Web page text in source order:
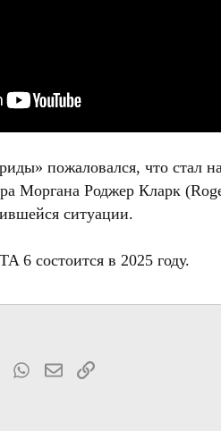
пожаловался, что стал
Моргана Роджер Кларк
ситуации.
6 состоится в 2025 году.
Tumblr WhatsApp
Электронная почта
Ссылка